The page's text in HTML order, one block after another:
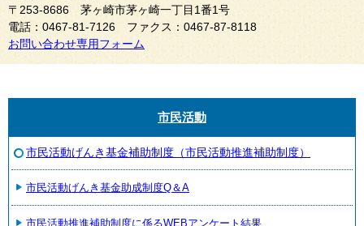
〒253-8686 茅ヶ崎市茅ヶ崎一丁目1番1号
電話：0467-81-7126 ファクス：0467-87-8118
お問い合わせ専用フォーム
市民活動
市民活動げんき基金補助制度（市民活動推進補助制度）
市民活動げんき基金助成制度Q＆A
市民活動推進補助制度に係るWEBアンケート結果